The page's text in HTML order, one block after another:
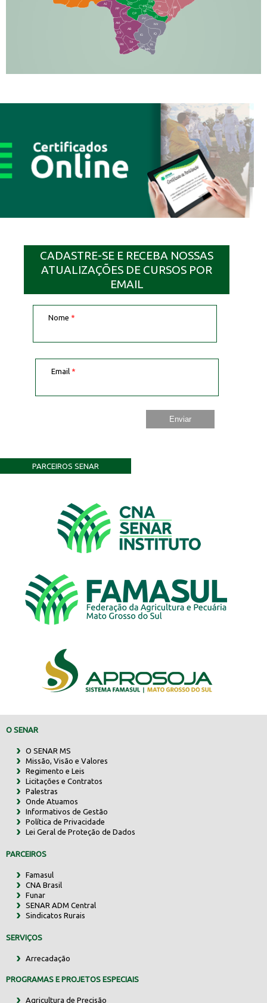
TA
NH
JT
DO
CP
JU
NV
IQ
EL
PP
AJ
LC
AM
AB
JP
CS
PR
TA
SQ
IG
MN
BP
IV
FS
VC
GD
DE
CADASTRE-SE E RECEBA NOSSAS
ATUALIZAÇÕES DE CURSOS POR
EMAIL
Nome *
Email *
PARCEIROS SENAR
O SENAR
O SENAR MS
Missão, Visão e Valores
Regimento e Leis
Licitações e Contratos
Palestras
Onde Atuamos
Informativos de Gestão
Política de Privacidade
Lei Geral de Proteção de Dados
PARCEIROS
Famasul
CNA Brasil
Funar
SENAR ADM Central
Sindicatos Rurais
SERVIÇOS
Arrecadação
PROGRAMAS E PROJETOS ESPECIAIS
Agricultura de Precisão